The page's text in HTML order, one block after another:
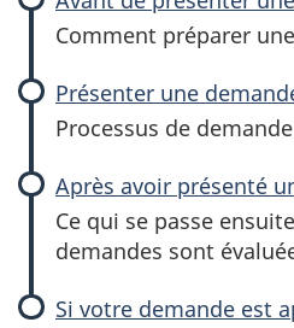
Comment préparer
Présenter une
Processus de
Après avoir présenté
Ce qui se passe
demandes sont
Si votre demande est